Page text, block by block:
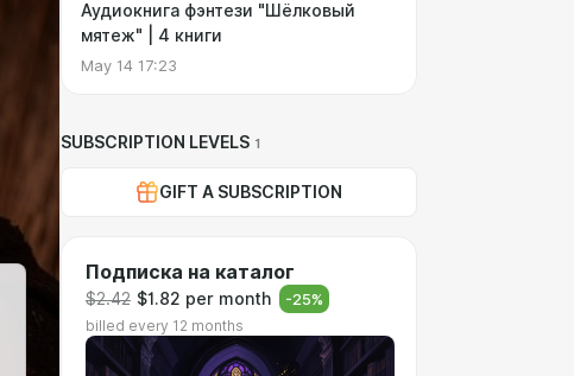
Аудиокнига фэнтези "Шёлковый
мятеж" | 4 книги
May 14 17:23
SUBSCRIPTION LEVELS 1
GIFT A SUBSCRIPTION
Подписка на каталог
$2.42 $1.82 per month -25%
billed every 12 months